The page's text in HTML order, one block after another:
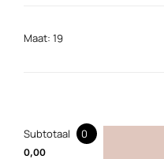
Maat: 19
Subtotaal 0
0,00